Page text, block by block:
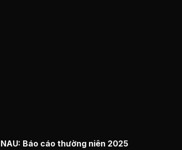
NAU: Báo cáo thường niên 2025